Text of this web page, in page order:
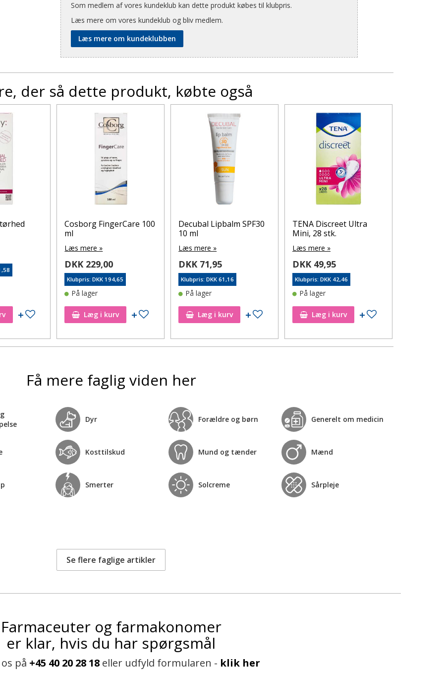
Som medlem af vores kundeklub kan dette produkt købes til klubpris.
Læs mere om vores kundeklub og bliv medlem.
Læs mere om kundeklubben
der så dette produkt, købte også
Tilføj til ønskeseddel
Cosborg FingerCare 100
ml
Læs mere »
DKK 229,00
Klubpris: DKK 194,65
På lager
Læg i kurv Tilføj til ønskeseddel
Decubal Lipbalm SPF30
10 ml
Læs mere »
DKK 71,95
Klubpris: DKK 61,16
På lager
Læg i kurv Tilføj til ønskeseddel
TENA Discreet Ultra
Mini, 28 stk.
Læs mere »
DKK 49,95
Klubpris: DKK 42,46
På lager
Læg i kurv Tilføj til ønskeseddel
Få mere faglig viden her
Dyr Forældre og børn Generelt om medicin
Kosttilskud Mund og tænder Mænd
Smerter Solcreme Sårpleje
Se flere faglige artikler
Farmaceuter og farmakonomer
er klar, hvis du har spørgsmål
på +45 40 20 28 18 eller udfyld formularen - klik her